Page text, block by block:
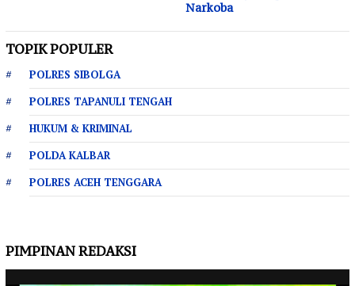
Narkoba
TOPIK POPULER
POLRES SIBOLGA
POLRES TAPANULI TENGAH
HUKUM & KRIMINAL
POLDA KALBAR
POLRES ACEH TENGGARA
PIMPINAN REDAKSI